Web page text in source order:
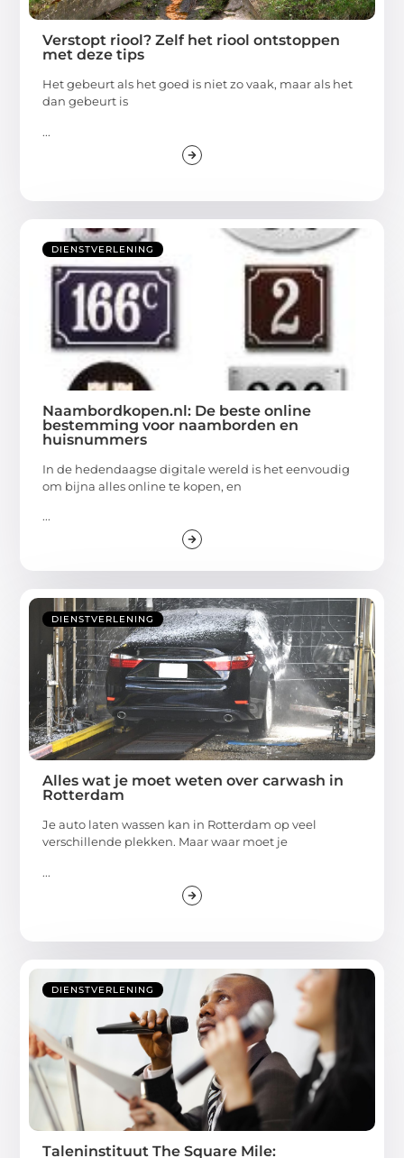
Verstopt riool? Zelf het riool ontstoppen
met deze tips
Het gebeurt als het goed is niet zo vaak, maar als het
dan gebeurt is
...
DIENSTVERLENING
Naambordkopen.nl: De beste online
bestemming voor naamborden en
huisnummers
In de hedendaagse digitale wereld is het eenvoudig
om bijna alles online te kopen, en
...
DIENSTVERLENING
Alles wat je moet weten over carwash in
Rotterdam
Je auto laten wassen kan in Rotterdam op veel
verschillende plekken. Maar waar moet je
...
DIENSTVERLENING
Taleninstituut The Square Mile: